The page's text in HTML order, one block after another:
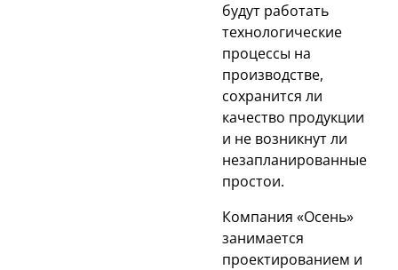
будут работать
технологические
процессы на
производстве,
сохранится ли
качество продукции
и не возникнут ли
незапланированные
простои.
Компания «Осень»
занимается
проектированием и